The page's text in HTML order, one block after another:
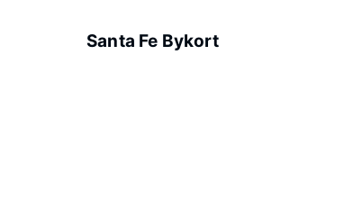
Santa Fe Bykort